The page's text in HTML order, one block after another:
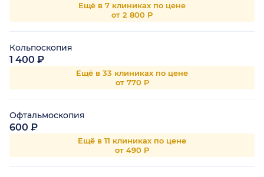
Ещё в 7 клиниках по цене
от 2 800 Р
Кольпоскопия
1 400 ₽
Ещё в 33 клиниках по цене
от 770 Р
Офтальмоскопия
600 ₽
Ещё в 11 клиниках по цене
от 490 Р